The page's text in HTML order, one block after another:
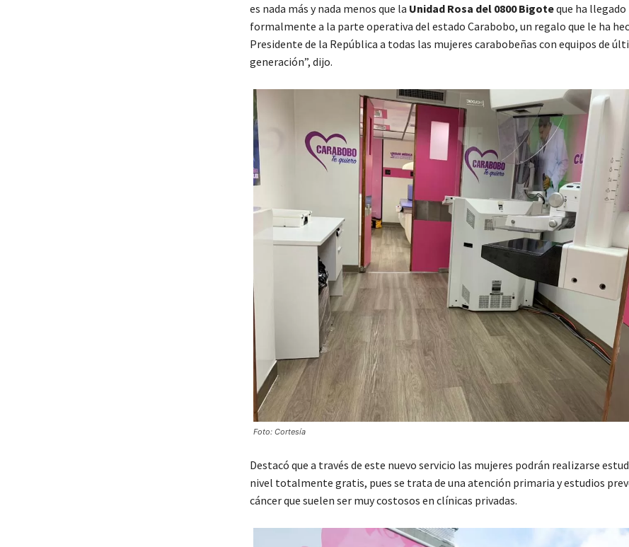
es nada más y nada menos que la Unidad Rosa del 0800 Bigoteque ha llegado
formalmente a la parte operativa del estado Carabobo, un regalo que le ha
Presidente de la República a todas las mujeres carabobeñas con equipos de
generación”, dijo.
Foto: Cortesía
Destacó que a través de este nuevo servicio las mujeres podrán realizarse
nivel totalmente gratis, pues se trata de una atención primaria y estudios
cáncer que suelen ser muy costosos en clínicas privadas.